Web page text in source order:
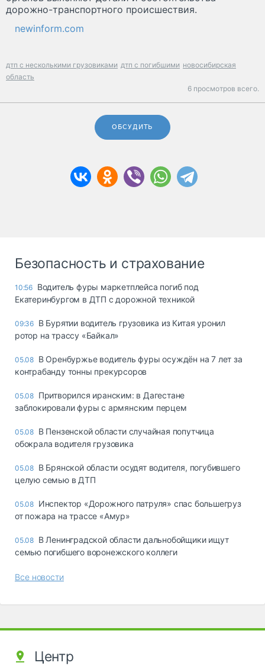
дорожно-транспортного происшествия.
newinform.com
дтп с несколькими грузовиками дтп с погибшими новосибирская
область
6 просмотров всего.
ОБСУДИТЬ
Безопасность и страхование
10:56 Водитель фуры маркетплейса погиб под
Екатеринбургом в ДТП с дорожной техникой
09:36 В Бурятии водитель грузовика из Китая уронил
ротор на трассу «Байкал»
05.08 В Оренбуржье водитель фуры осуждён на 7 лет за
контрабанду тонны прекурсоров
05.08 Притворился иранским: в Дагестане
заблокировали фуры с армянским перцем
05.08 В Пензенской области случайная попутчица
обокрала водителя грузовика
05.08 В Брянской области осудят водителя, погубившего
целую семью в ДТП
05.08 Инспектор «Дорожного патруля» спас большегруз
от пожара на трассе «Амур»
05.08 В Ленинградской области дальнобойщики ищут
семью погибшего воронежского коллеги
Все новости
Центр